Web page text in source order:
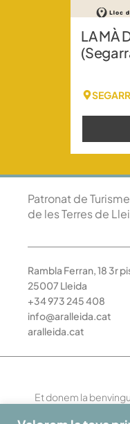
LA MÀ
Patronat de Turisme
de les Terres de
Rambla Ferran, 18 3r
25007 Lleida
+34 973 245 408
info@aralleida.cat
aralleida.cat
Et donem la